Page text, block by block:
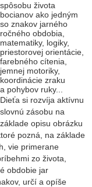
spôsobu života
bocianov ako jedným
so znakov jarného
ročného obdobia,
matematiky, logiky,
priestorovej orientácie,
farebného cítenia,
jemnej motoriky,
koordinácie zraku
a pohybov ruky...
Dieťa si rozvíja aktívnu
slovnú zásobu na
základe opisu obrázku
pozná, na základe
vie primerane
zo života,
obdobie jar
určí a opíše